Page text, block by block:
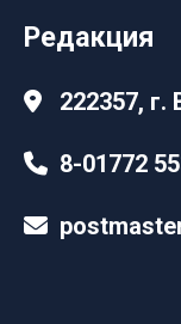
Редакция
222357,
8-01772